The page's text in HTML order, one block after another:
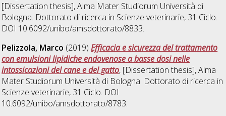
[Dissertation thesis], Alma Mater Studiorum Università di
Bologna. Dottorato di ricerca in Scienze veterinarie, 31 Ciclo.
DOI 10.6092/unibo/amsdottorato/8833.
Pelizzola, Marco (2019)Efficacia e sicurezza del trattamento
con emulsioni lipidiche endovenose a basse dosi nelle
intossicazioni del cane e del gatto, [Dissertation thesis], Alma
Mater Studiorum Università di Bologna. Dottorato di ricerca in
Scienze veterinarie, 31 Ciclo. DOI
10.6092/unibo/amsdottorato/8783.